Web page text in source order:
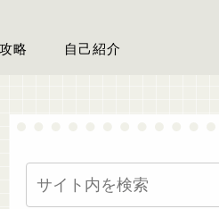
略 自己紹介